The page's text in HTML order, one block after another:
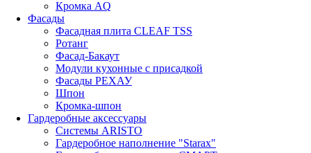
Кромка AQ
Фасады
Фасадная плита CLEAF TSS
Ротанг
Фасад-Бакаут
Модули кухонные с присадкой
Фасады РЕХАУ
Шпон
Кромка-шпон
Гардеробные аксессуары
Системы ARISTO
Гардеробное наполнение "Starax"